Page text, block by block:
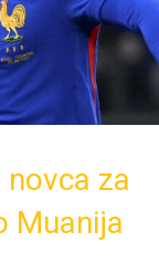
novca za
Muanija